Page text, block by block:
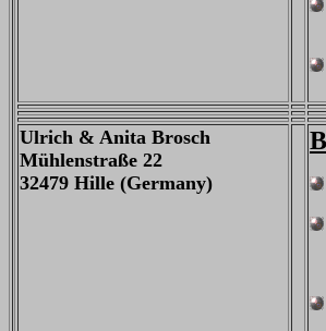
Ulrich & Anita Brosch
Mühlenstraße 22
32479 Hille (Germany)